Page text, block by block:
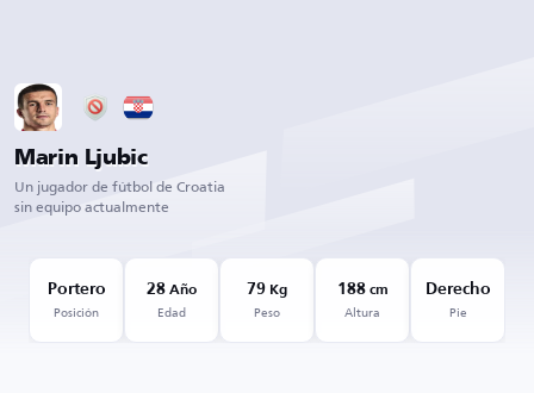
Marin Ljubic
Un jugador de fútbol de Croatia
sin equipo actualmente
Portero
Posición
28 Año
Edad
79 Kg
Peso
188cm
Altura
Derecho
Pie